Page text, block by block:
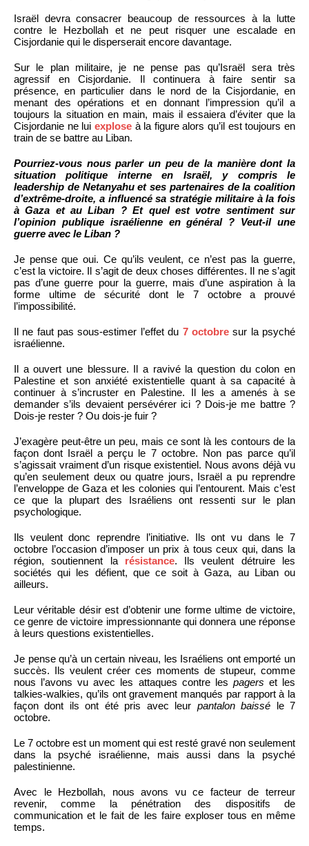
Israël devra consacrer beaucoup de ressources à la lutte
contre le Hezbollah et ne peut risquer une escalade en
Cisjordanie qui le disperserait encore davantage.
Sur le plan militaire, je ne pense pas qu’Israël sera très
agressif en Cisjordanie. Il continuera à faire sentir sa
présence, en particulier dans le nord de la Cisjordanie, en
menant des opérations et en donnant l’impression qu’il a
toujours la situation en main, mais il essaiera d’éviter que la
Cisjordanie ne lui exploseà la figure alors qu’il est toujours en
train de se battre au Liban.
Pourriez-vous nous parler un peu de la manière dont la
situation politique interne en Israël, y compris le
leadership de Netanyahu et ses partenaires de la coalition
d’extrême-droite, a influencé sa stratégie militaire à la fois
à Gaza et au Liban ? Et quel est votre sentiment sur
l’opinion publique israélienne en général ? Veut-il une
guerre avec le Liban ?
Je pense que oui. Ce qu’ils veulent, ce n’est pas la guerre,
c’est la victoire. Il s’agit de deux choses différentes. Il ne s’agit
pas d’une guerre pour la guerre, mais d’une aspiration à la
forme ultime de sécurité dont le 7 octobre a prouvé
l’impossibilité.
Il ne faut pas sous-estimer l’effet du 7 octobresur la psyché
israélienne.
Il a ouvert une blessure. Il a ravivé la question du colon en
Palestine et son anxiété existentielle quant à sa capacité à
continuer à s’incruster en Palestine. Il les a amenés à se
demander s’ils devaient persévérer ici ? Dois-je me battre ?
Dois-je rester ? Ou dois-je fuir ?
J’exagère peut-être un peu, mais ce sont là les contours de la
façon dont Israël a perçu le 7 octobre. Non pas parce qu’il
s’agissait vraiment d’un risque existentiel. Nous avons déjà vu
qu’en seulement deux ou quatre jours, Israël a pu reprendre
l’enveloppe de Gaza et les colonies qui l’entourent. Mais c’est
ce que la plupart des Israéliens ont ressenti sur le plan
psychologique.
Ils veulent donc reprendre l’initiative. Ils ont vu dans le 7
octobre l’occasion d’imposer un prix à tous ceux qui, dans la
région, soutiennent la résistance. Ils veulent détruire les
sociétés qui les défient, que ce soit à Gaza, au Liban ou
ailleurs.
Leur véritable désir est d’obtenir une forme ultime de victoire,
ce genre de victoire impressionnante qui donnera une réponse
à leurs questions existentielles.
Je pense qu’à un certain niveau, les Israéliens ont emporté un
succès. Ils veulent créer ces moments de stupeur, comme
nous l’avons vu avec les attaques contre les pagers et les
talkies-walkies, qu’ils ont gravement manqués par rapport à la
façon dont ils ont été pris avec leur pantalon baissé le 7
octobre.
Le 7 octobre est un moment qui est resté gravé non seulement
dans la psyché israélienne, mais aussi dans la psyché
palestinienne.
Avec le Hezbollah, nous avons vu ce facteur de terreur
revenir, comme la pénétration des dispositifs de
communication et le fait de les faire exploser tous en même
temps.